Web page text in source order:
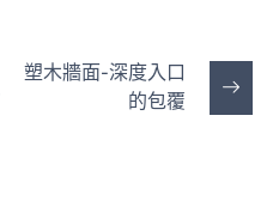
塑木牆面-深度入口
的包覆